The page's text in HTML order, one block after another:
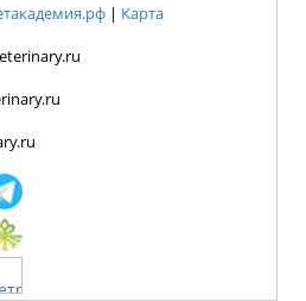
| Карта